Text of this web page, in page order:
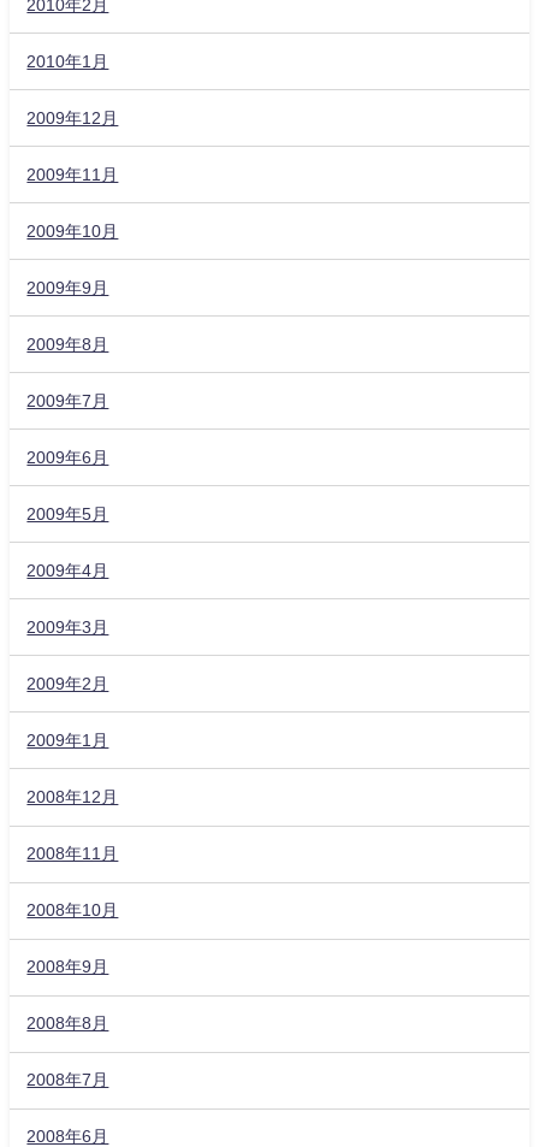
2010年2月
2010年1月
2009年12月
2009年11月
2009年10月
2009年9月
2009年8月
2009年7月
2009年6月
2009年5月
2009年4月
2009年3月
2009年2月
2009年1月
2008年12月
2008年11月
2008年10月
2008年9月
2008年8月
2008年7月
2008年6月